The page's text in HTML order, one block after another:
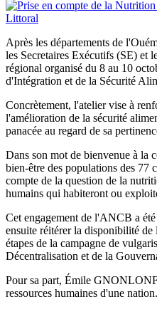
Après les départements de
les Secretaires Exécutifs (SE)
régional organisé du 8 au 10
d'Intégration et de la Sécurité
Concrètement, l'atelier vise à
l'amélioration de la sécurité
panacée au regard de sa
Dans son mot de bienvenue à la
bien-être des populations des 77
compte de la question de la
humains qui habiteront ou
Cet engagement de l'ANCB a
ensuite réitérer la disponibilité
étapes de la campagne de
Décentralisation et de la
Pour sa part, Émile
ressources humaines d'une nation.